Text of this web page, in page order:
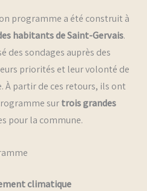
programme a été construit à
habitants de Saint-Gervais.
des sondages auprès des
priorités et leur volonté de
À partir de ces retours, ils ont
surtrois grandes
pour la commune.
climatique